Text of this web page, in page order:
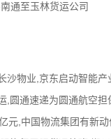
通至玉林货运公司